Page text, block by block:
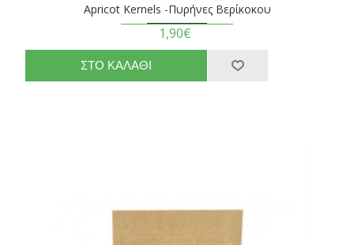
Apricot Kernels -Πυρήνες Βερίκοκου
1,90€